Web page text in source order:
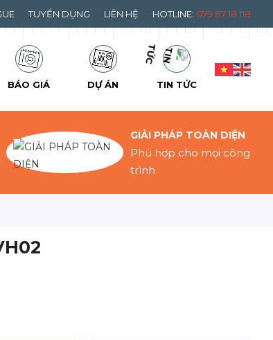
TUYỂN DỤNG LIÊN HỆ HOTLINE: 079 87 18 118
BÁO GIÁ DỰ ÁN TIN TỨC
GIẢI PHÁP TOÀN DIỆN
Phù hợp cho mọi công
trình